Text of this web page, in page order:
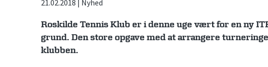
21.02.2018 | Nyhed
Roskilde Tennis Klub er i denne uge vært for en ny
grund. Den store opgave med at arrangere
klubben.